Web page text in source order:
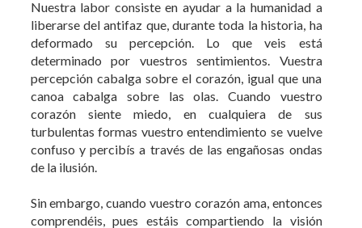
Nuestra labor consiste en ayudar a la humanidad a
liberarse del antifaz que, durante toda la historia, ha
deformado su percepción. Lo que veis está
determinado por vuestros sentimientos. Vuestra
percepción cabalga sobre el corazón, igual que una
canoa cabalga sobre las olas. Cuando vuestro
corazón siente miedo, en cualquiera de sus
turbulentas formas vuestro entendimiento se vuelve
confuso y percibís a través de las engañosas ondas
de la ilusión.
Sin embargo, cuando vuestro corazón ama, entonces
comprendéis, pues estáis compartiendo la visión